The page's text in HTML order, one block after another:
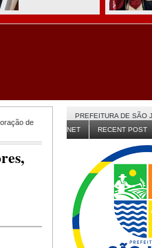
de
PREFEITURA DE SÃO
NET
RECENT POST